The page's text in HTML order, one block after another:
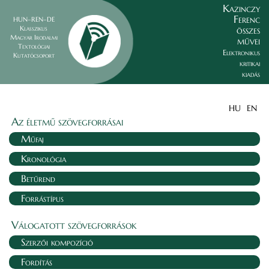
HUN–REN–DE
Klasszikus
Magyar Irodalmi
Textológiai
Kutatócsoport
Kazinczy
Ferenc
összes
művei
Elektronikus
kritikai
kiadás
HU EN
Az életmű szövegforrásai
Műfaj
Kronológia
Betűrend
Forrástípus
Válogatott szövegforrások
Szerzői kompozíció
Fordítás